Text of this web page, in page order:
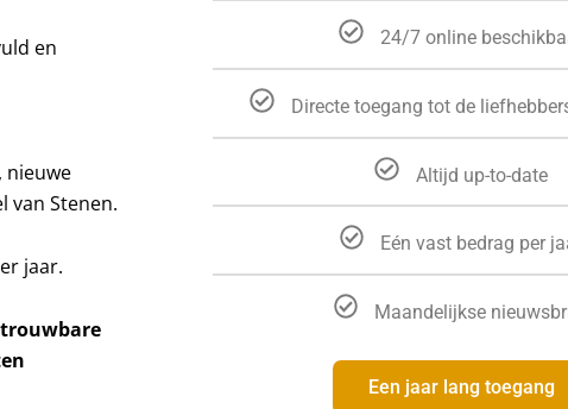
en
nieuwe
van Stenen.
jaar.
24/7 online
Directe toegang tot de
Altijd up-to-date
Eén vast bedrag per
Maandelijkse
Een jaar lang toegang